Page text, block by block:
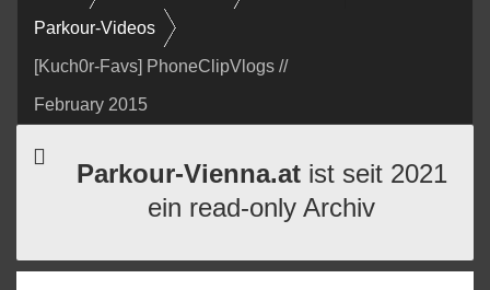
Parkour-Videos
[Kuch0r-Favs] PhoneClipVlogs //
February 2015
Parkour-Vienna.atist seit 2021
ein read-only Archiv